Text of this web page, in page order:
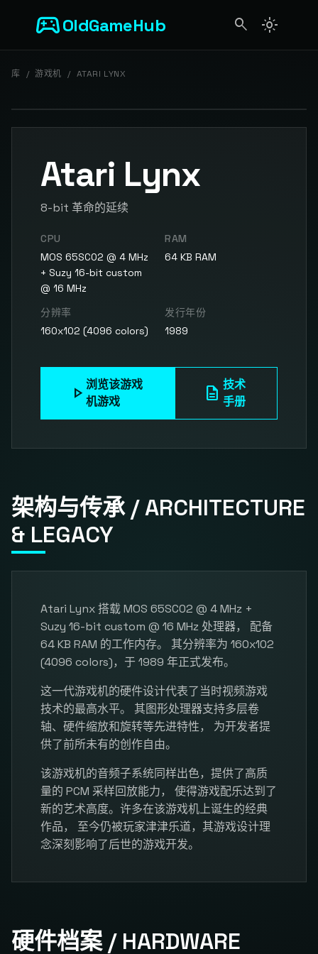
sports_esportsOldGameHub search light_mode
库 / 游戏机 / ATARI LYNX
Atari Lynx
8-bit 革命的延续
CPU
MOS 65SC02 @ 4 MHz
+ Suzy 16-bit custom
@ 16 MHz
RAM
64 KB RAM
分辨率
160x102 (4096 colors)
发行年份
1989
play_arrow 浏览该游戏
机游戏
description 技术
手册
架构与传承 / ARCHITECTURE
& LEGACY
Atari Lynx 搭载 MOS 65SC02 @ 4 MHz +
Suzy 16-bit custom @ 16 MHz 处理器， 配备
64 KB RAM 的工作内存。 其分辨率为 160x102
(4096 colors)，于 1989 年正式发布。
这一代游戏机的硬件设计代表了当时视频游戏
技术的最高水平。 其图形处理器支持多层卷
轴、硬件缩放和旋转等先进特性， 为开发者提
供了前所未有的创作自由。
该游戏机的音频子系统同样出色，提供了高质
量的 PCM 采样回放能力， 使得游戏配乐达到了
新的艺术高度。许多在该游戏机上诞生的经典
作品， 至今仍被玩家津津乐道，其游戏设计理
念深刻影响了后世的游戏开发。
硬件档案 / HARDWARE